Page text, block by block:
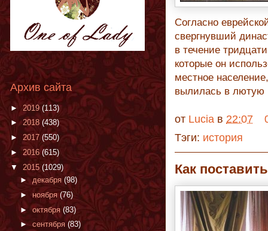
Согласно
свергнувший
в течение
которые он
местное
вылилась в лютую
от Lucia в 22:07
Тэги: история
Как
Архив сайта
► 2019 (113)
►2018 (438)
► 2017 (550)
► 2016(615)
▼ 2015 (1029)
►декабря (98)
► ноября(76)
►октября (83)
► сентября (83)